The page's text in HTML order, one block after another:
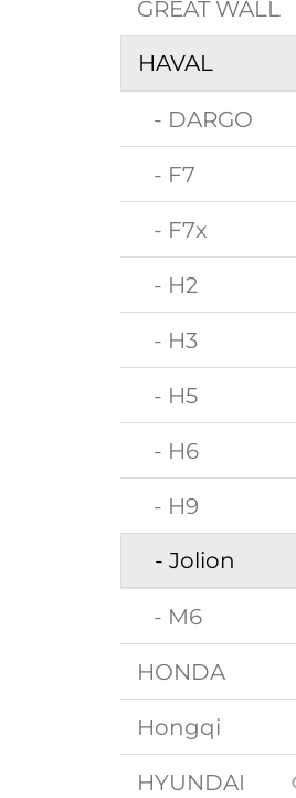
GREAT WALL
HAVAL
- DARGO
- F7
- F7x
- H2
- H3
- H5
- H6
- H9
- Jolion
- M6
HONDA
Hongqi
HYUNDAI